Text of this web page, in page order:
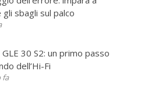
sbagli sul palco
30 S2: un primo passo
dell’Hi-Fi
fa